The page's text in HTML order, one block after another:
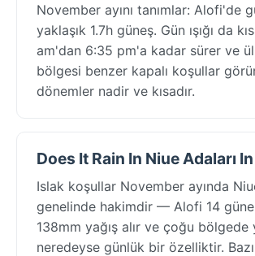
November ayını tanımlar: Alofi'de
yaklaşık 1.7h güneş. Gün ışığı da
am'dan 6:35 pm'a kadar sürer ve
bölgesi benzer kapalı koşullar
dönemler nadir ve kısadır.
Does It Rain In Niue Adaları
Islak koşullar November ayında
genelinde hakimdir — Alofi 14 güne
138mm yağış alır ve çoğu bölgede
neredeyse günlük bir özelliktir.